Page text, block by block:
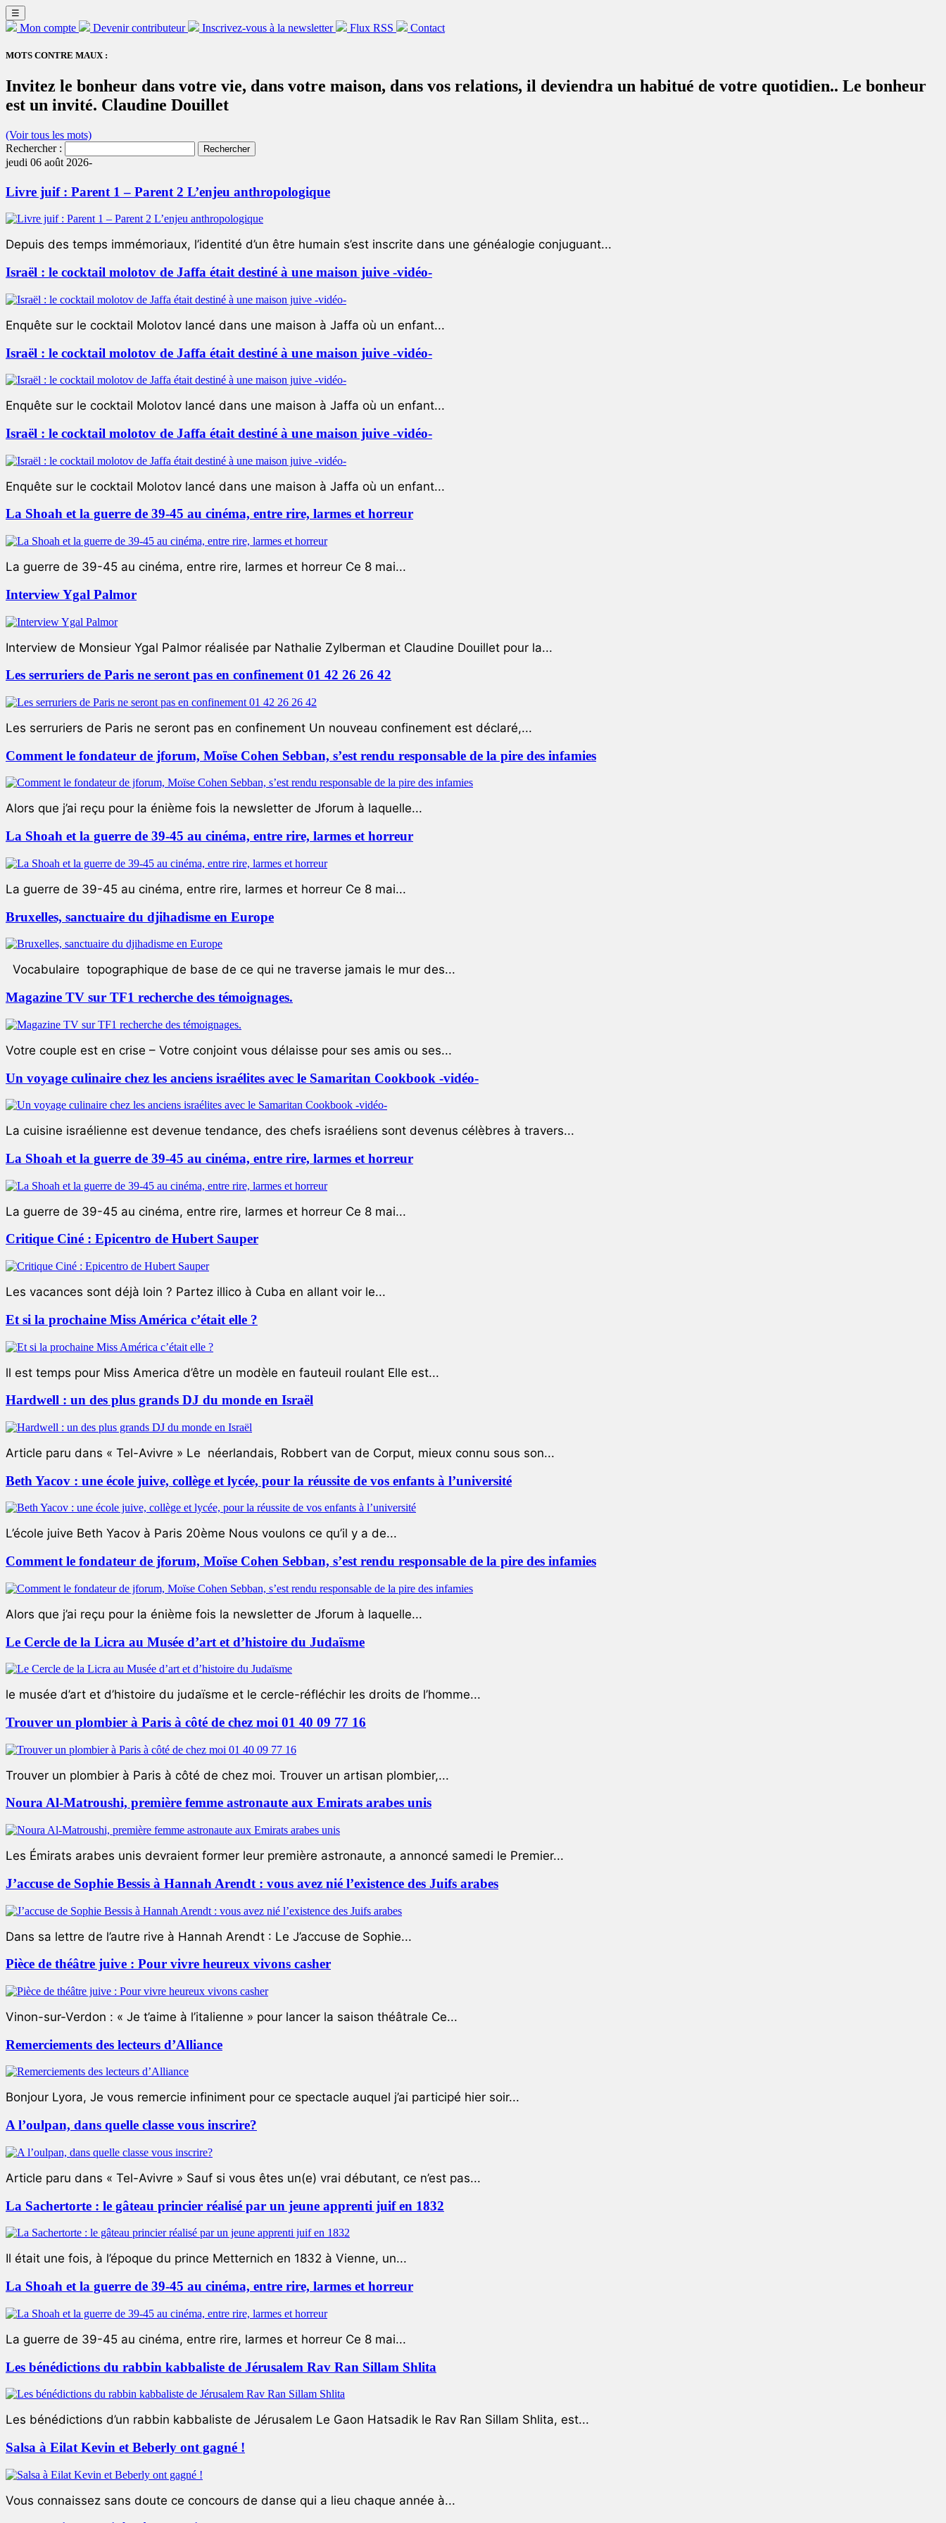
☰
Mon compte Devenir contributeur Inscrivez-vous à la newsletter Flux RSS Contact
MOTS CONTRE MAUX :
Invitez le bonheur dans votre vie, dans votre maison, dans vos relations, il deviendra un habitué de votre quotidien.. Le bonheur
est un invité. Claudine Douillet
(Voir tous les mots)
Rechercher :
jeudi 06 août 2026-
Livre juif : Parent 1 – Parent 2 L’enjeu anthropologique
Depuis des temps immémoriaux, l’identité d’un être humain s’est inscrite dans une généalogie conjuguant...
Israël : le cocktail molotov de Jaffa était destiné à une maison juive -vidéo-
Enquête sur le cocktail Molotov lancé dans une maison à Jaffa où un enfant...
Israël : le cocktail molotov de Jaffa était destiné à une maison juive -vidéo-
Enquête sur le cocktail Molotov lancé dans une maison à Jaffa où un enfant...
Israël : le cocktail molotov de Jaffa était destiné à une maison juive -vidéo-
Enquête sur le cocktail Molotov lancé dans une maison à Jaffa où un enfant...
La Shoah et la guerre de 39-45 au cinéma, entre rire, larmes et horreur
La guerre de 39-45 au cinéma, entre rire, larmes et horreur Ce 8 mai...
Interview Ygal Palmor
Interview de Monsieur Ygal Palmor réalisée par Nathalie Zylberman et Claudine Douillet pour la...
Les serruriers de Paris ne seront pas en confinement 01 42 26 26 42
Les serruriers de Paris ne seront pas en confinement Un nouveau confinement est déclaré,...
Comment le fondateur de jforum, Moïse Cohen Sebban, s’est rendu responsable de la pire des infamies
Alors que j’ai reçu pour la énième fois la newsletter de Jforum à laquelle...
La Shoah et la guerre de 39-45 au cinéma, entre rire, larmes et horreur
La guerre de 39-45 au cinéma, entre rire, larmes et horreur Ce 8 mai...
Bruxelles, sanctuaire du djihadisme en Europe
Vocabulaire topographique de base de ce qui ne traverse jamais le mur des...
Magazine TV sur TF1 recherche des témoignages.
Votre couple est en crise – Votre conjoint vous délaisse pour ses amis ou ses...
Un voyage culinaire chez les anciens israélites avec le Samaritan Cookbook -vidéo-
La cuisine israélienne est devenue tendance, des chefs israéliens sont devenus célèbres à travers...
La Shoah et la guerre de 39-45 au cinéma, entre rire, larmes et horreur
La guerre de 39-45 au cinéma, entre rire, larmes et horreur Ce 8 mai...
Critique Ciné : Epicentro de Hubert Sauper
Les vacances sont déjà loin ? Partez illico à Cuba en allant voir le...
Et si la prochaine Miss América c’était elle ?
ll est temps pour Miss America d’être un modèle en fauteuil roulant Elle est...
Hardwell : un des plus grands DJ du monde en Israël
Article paru dans « Tel-Avivre » Le néerlandais, Robbert van de Corput, mieux connu sous son...
Beth Yacov : une école juive, collège et lycée, pour la réussite de vos enfants à l’université
L’école juive Beth Yacov à Paris 20ème Nous voulons ce qu’il y a de...
Comment le fondateur de jforum, Moïse Cohen Sebban, s’est rendu responsable de la pire des infamies
Alors que j’ai reçu pour la énième fois la newsletter de Jforum à laquelle...
Le Cercle de la Licra au Musée d’art et d’histoire du Judaïsme
le musée d’art et d’histoire du judaïsme et le cercle-réfléchir les droits de l’homme...
Trouver un plombier à Paris à côté de chez moi 01 40 09 77 16
Trouver un plombier à Paris à côté de chez moi. Trouver un artisan plombier,...
Noura Al-Matroushi, première femme astronaute aux Emirats arabes unis
Les Émirats arabes unis devraient former leur première astronaute, a annoncé samedi le Premier...
J’accuse de Sophie Bessis à Hannah Arendt : vous avez nié l’existence des Juifs arabes
Dans sa lettre de l’autre rive à Hannah Arendt : Le J’accuse de Sophie...
Pièce de théâtre juive : Pour vivre heureux vivons casher
Vinon-sur-Verdon : « Je t’aime à l’italienne » pour lancer la saison théâtrale Ce...
Remerciements des lecteurs d’Alliance
Bonjour Lyora, Je vous remercie infiniment pour ce spectacle auquel j’ai participé hier soir...
A l’oulpan, dans quelle classe vous inscrire?
Article paru dans « Tel-Avivre » Sauf si vous êtes un(e) vrai débutant, ce n’est pas...
La Sachertorte : le gâteau princier réalisé par un jeune apprenti juif en 1832
Il était une fois, à l’époque du prince Metternich en 1832 à Vienne, un...
La Shoah et la guerre de 39-45 au cinéma, entre rire, larmes et horreur
La guerre de 39-45 au cinéma, entre rire, larmes et horreur Ce 8 mai...
Les bénédictions du rabbin kabbaliste de Jérusalem Rav Ran Sillam Shlita
Les bénédictions d’un rabbin kabbaliste de Jérusalem Le Gaon Hatsadik le Rav Ran Sillam Shlita, est...
Salsa à Eilat Kevin et Beberly ont gagné !
Vous connaissez sans doute ce concours de danse qui a lieu chaque année à...